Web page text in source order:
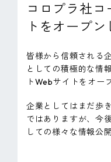
IR情報
採用情報
ピンマーク
コロプラ社
トをオープン
皆様から信頼される
としての積極的な情
トWebサイトをオー
企業としてはまだ歩
ではありますが、今
しての様々な情報公